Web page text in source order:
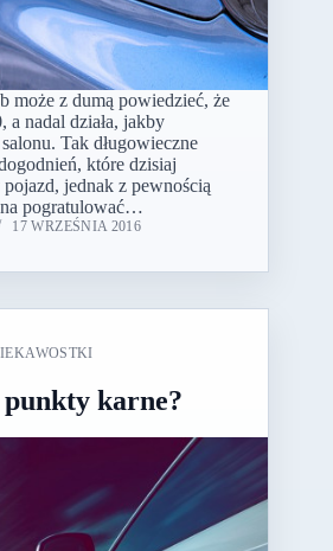
może z dumą powiedzieć, że
a nadal działa, jakby
Tak długowieczne
które dzisiaj
jednak z pewnością
pogratulować…
17 WRZEŚNIA 2016
karne?